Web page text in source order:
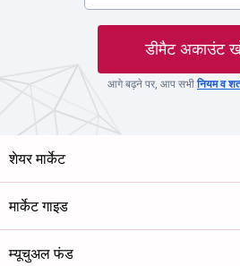
डीमैट अकाउंट
आगे बढ़ने पर, आप सभीनियम व
शेयर मार्केट
मार्केट गाइड
म्यूचुअल फंड